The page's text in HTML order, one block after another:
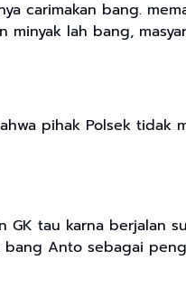
carimakan bang.
minyak lah bang,
pihak Polsek
GK tau karna berjalan
Anto sebagai